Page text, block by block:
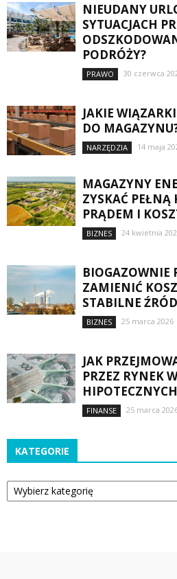
NIEUDANY
SYTUACJACH
PODRÓŻY?
PRAWO 30 czerwca
JAKIE
DO
NARZĘDZIA 14 maja
MAGAZYNY
ZYSKAĆ
PRĄDEM I
BIZNES 24 kwietnia
BIOGAZOWNIE
ZAMIENIĆ
STABILNE
BIZNES 25 marca 2026
JAK
PRZEZ RYNEK
FINANSE 25 marca
KATEGORIE
Kategorie